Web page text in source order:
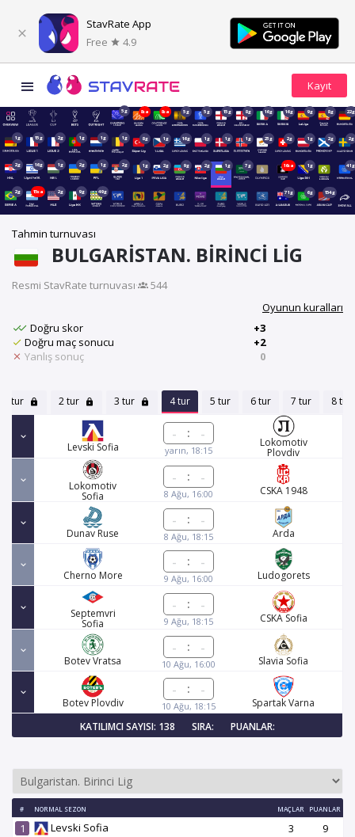
StavRate App
Free
4.9
5g 8sa 8sa 5g 5g 15g 8g 16g 16g 9g 8g 22g
1g 15g 2g 1g 1g 1g 8g 1g 16g 1g 1g 1g 23g 2g 1g 2g 2g
2g 16g 1g 2g 1g 2g 1g 2g 9g 2g 1g 7g 16sa 1g 41g
2g 15sa 2g 9g 49g 71g 6g 154g
Tahmin turnuvası
BULGARISTAN. BIRINCI LIG
Resmi StavRate turnuvası·
544
Oyunun kuralları
Doğru skor
+3
Doğru maç sonucu
+2
Yanlış sonuç
0
1 tur 2 tur 3 tur 4 tur 5 tur 6 tur 7 tur 8 tur
Levski Sofia
:
yarın, 18:15
Lokomotiv
Plovdiv
Lokomotiv
Sofia
:
8 Ağu, 16:00 CSKA 1948
Dunav Ruse
:
8 Ağu, 18:15 Arda
Cherno More
:
9 Ağu, 16:00 Ludogorets
Septemvri
Sofia
:
9 Ağu, 18:15 CSKA Sofia
Botev Vratsa
:
10 Ağu, 16:00 Slavia Sofia
Botev Plovdiv
:
10 Ağu, 18:15
Spartak Varna
KATILIMCI SAYISI: 138
SIRA: PUANLAR:
# NORMAL SEZON MAÇLAR PUANLAR
1 Levski Sofia 3
9